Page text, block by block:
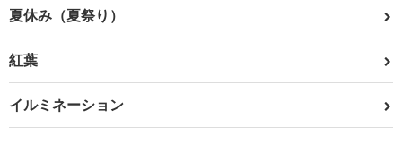
夏休み（夏祭り）
紅葉
イルミネーション